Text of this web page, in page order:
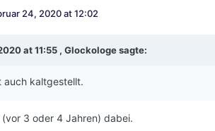
24, 2020 at 12:02
at 11:55 , Glockologesagte:
auch kaltgestellt.
(vor 3 oder 4 Jahren) dabei.